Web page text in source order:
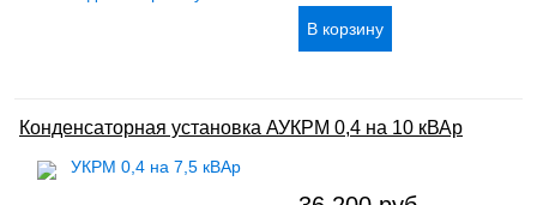
Конденсаторная установка АУКРМ 0,4 на 10 кВАр